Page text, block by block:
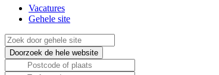
Vacatures
Gehele site